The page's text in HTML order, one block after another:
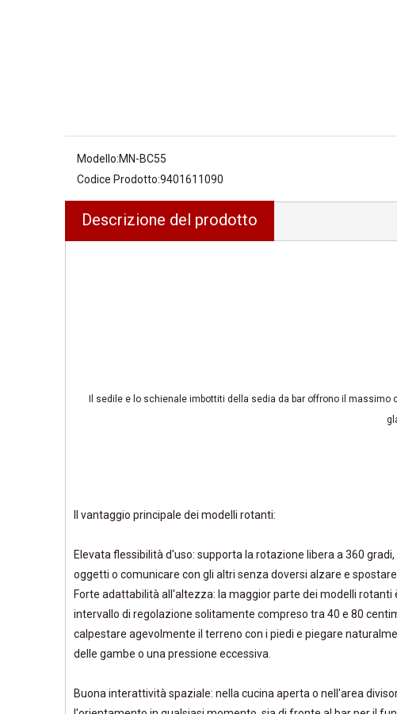
Modello:MN-BC55
Codice Prodotto:9401611090
Descrizione del prodotto
Il sedile e lo schienale imbottiti della sedia da bar offrono il
Il vantaggio principale dei modelli rotanti:
Elevata flessibilità d'uso: supporta la rotazione libera a 360
oggetti o comunicare con gli altri senza doversi alzare e
Forte adattabilità all'altezza: la maggior parte dei modelli
intervallo di regolazione solitamente compreso tra 40 e 80
calpestare agevolmente il terreno con i piedi e piegare
delle gambe o una pressione eccessiva. ‌‌
Buona interattività spaziale: nella cucina aperta o nell'area